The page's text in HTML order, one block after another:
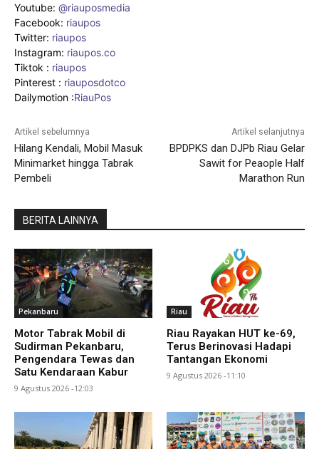
Youtube: @riauposmedia
Facebook: riaupos
Twitter: riaupos
Instagram: riaupos.co
Tiktok : riaupos
Pinterest : riauposdotco
Dailymotion :RiauPos
Artikel sebelumnya
Hilang Kendali, Mobil Masuk
Minimarket hingga Tabrak
Pembeli
Artikel selanjutnya
BPDPKS dan DJPb Riau Gelar
Sawit for Peaople Half
Marathon Run
BERITA LAINNYA
Pekanbaru
Motor Tabrak Mobil di
Sudirman Pekanbaru,
Pengendara Tewas dan
Satu Kendaraan Kabur
9 Agustus 2026 -12:03
Riau
Riau Rayakan HUT ke-69,
Terus Berinovasi Hadapi
Tantangan Ekonomi
9 Agustus 2026 -11:10